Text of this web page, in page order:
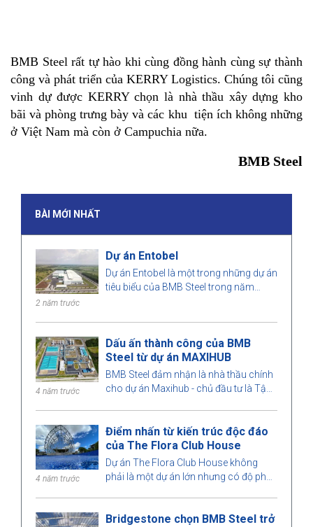
BMB Steel rất tự hào khi cùng đồng hành cùng sự thành
công và phát triển của KERRY Logistics. Chúng tôi cũng
vinh dự được KERRY chọn là nhà thầu xây dựng kho
bãi và phòng trưng bày và các khu tiện ích không những
ở Việt Nam mà còn ở Campuchia nữa.
BMB Steel
BÀI MỚI NHẤT
2 năm trước
Dự án Entobel
Dự án Entobel là một trong những dự án
tiêu biểu của BMB Steel trong năm
4 năm trước
Dấu ấn thành công của BMB
Steel từ dự án MAXIHUB
BMB Steel đảm nhận là nhà thầu chính
cho dự án Maxihub - chủ đầu tư là Tập
4 năm trước
Điểm nhấn từ kiến trúc độc đáo
của The Flora Club House
Dự án The Flora Club House không
phải là một dự án lớn nhưng có độ phức
hoàn hảo. Hãy cùng BMB Steel tìm hiểu
Bridgestone chọn BMB Steel trở